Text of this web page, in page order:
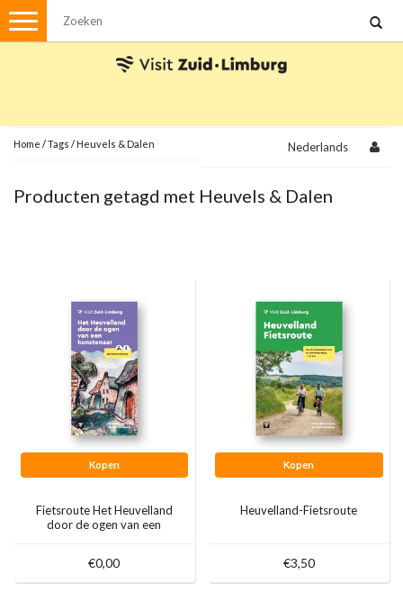
Menu
Met de auto
Visvergunningen
Streekpakketten
Kerstpakketten
Ansichtkaarten
Home /Tags / Heuvels & Dalen Nederlands
Producten getagd met Heuvels & Dalen
Kopen
Fietsroute Het Heuvelland
door de ogen van een
€0,00
Kopen
Heuvelland-Fietsroute
€3,50